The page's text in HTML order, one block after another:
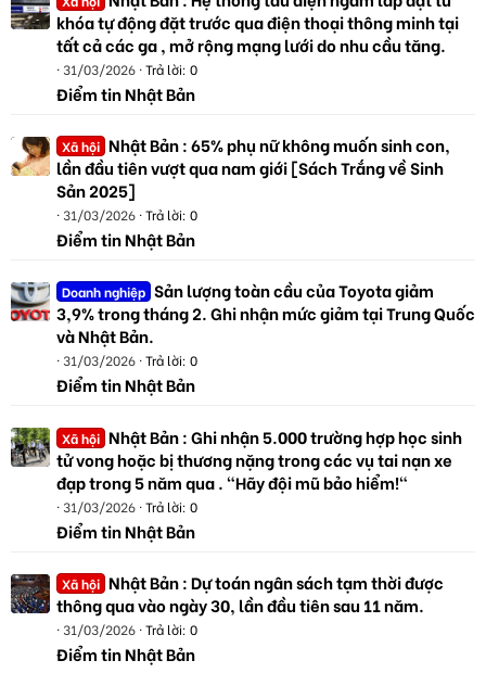
khóa tự động đặt trước qua điện thoại thông minh tại
tất cả các ga , mở rộng mạng lưới do nhu cầu tăng.
31/03/2026 Trả lời: 0
Điểm tin Nhật Bản
Xã hội Nhật Bản : 65% phụ nữ không muốn sinh con,
lần đầu tiên vượt qua nam giới [Sách Trắng về Sinh
Sản 2025]
31/03/2026 Trả lời: 0
Điểm tin Nhật Bản
Doanh nghiệp Sản lượng toàn cầu của Toyota giảm
3,9% trong tháng 2. Ghi nhận mức giảm tại Trung Quốc
và Nhật Bản.
31/03/2026 Trả lời: 0
Điểm tin Nhật Bản
Xã hội Nhật Bản : Ghi nhận 5.000 trường hợp học sinh
tử vong hoặc bị thương nặng trong các vụ tai nạn xe
đạp trong 5 năm qua . "Hãy đội mũ bảo hiểm!"
31/03/2026 Trả lời: 0
Điểm tin Nhật Bản
Xã hội Nhật Bản : Dự toán ngân sách tạm thời được
thông qua vào ngày 30, lần đầu tiên sau 11 năm.
31/03/2026 Trả lời: 0
Điểm tin Nhật Bản